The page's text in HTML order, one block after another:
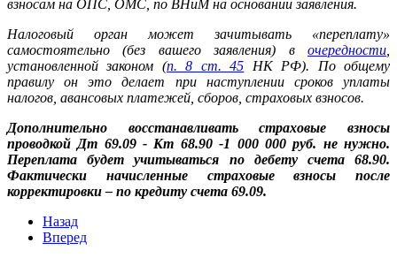
взносам на ОПС, ОМС, по ВНиМ на основании заявления.
Налоговый орган может зачитывать «переплату»
самостоятельно (без вашего заявления) в очередности
установленной законом (п. 8 ст. 45 НК РФ). По общему
правилу он это делает при наступлении сроков уплаты
налогов, авансовых платежей, сборов, страховых взносов.
Дополнительно восстанавливать страховые взносы
проводкой Дт 69.09 - Кт 68.90 -1 000 000 руб. не нужно.
Переплата будет учитываться по дебету счета 68.90.
Фактически начисленные страховые взносы после
корректировки – по кредиту счета 69.09.
Назад
Вперед